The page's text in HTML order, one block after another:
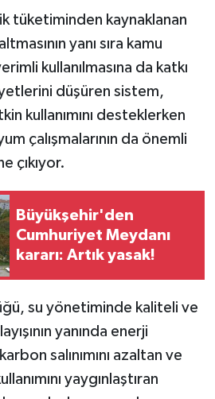
tüketiminden kaynaklanan
yanı sıra kamu
kullanılmasına da katkı
düşüren sistem,
kullanımını desteklerken
çalışmalarının da önemli
çıkıyor.
Büyükşehir'den
Cumhuriyet Meydanı
kararı: Artık yasak!
su yönetiminde kaliteli ve
yanında enerji
salınımını azaltan ve
yaygınlaştıran